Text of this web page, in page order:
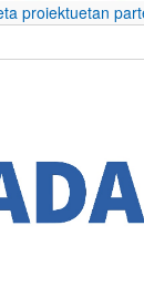
proiektuetan